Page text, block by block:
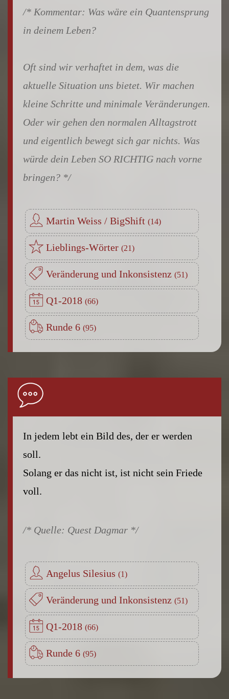
Was wäre ein Quantensprung
in deinem Leben?
Oft sind wir verhaftet in dem, was die
aktuelle Situation uns bietet. Wir machen
kleine Schritte und minimale Veränderungen.
Oder wir gehen den normalen Alltagstrott
und eigentlich bewegt sich gar nichts. Was
würde dein Leben SO RICHTIG nach vorne
bringen?
Martin Weiss / BigShift
Lieblings-Wörter
Veränderung und Inkonsistenz
Q1-2018
Runde 6
In jedem lebt ein Bild des, der er werden
soll.
Solang er das nicht ist, ist nicht sein Friede
voll.
Quest Dagmar
Angelus Silesius
Veränderung und Inkonsistenz
Q1-2018
Runde 6